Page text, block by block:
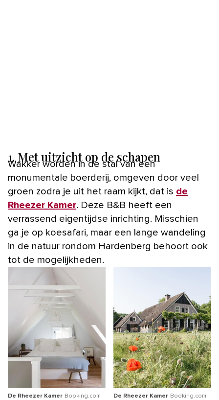
1. Met uitzicht op de schapen
Wakker worden in de stal van een
monumentale boerderij, omgeven door veel
groen zodra je uit het raam kijkt, dat is de
Rheezer Kamer. Deze B&B heeft een
verrassend eigentijdse inrichting. Misschien
ga je op koesafari, maar een lange wandeling
in de natuur rondom Hardenberg behoort ook
tot de mogelijkheden.
De Rheezer Kamer Booking.com De Rheezer Kamer Booking.com